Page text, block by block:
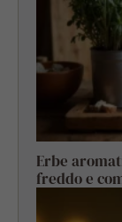
Erbe
freddo e